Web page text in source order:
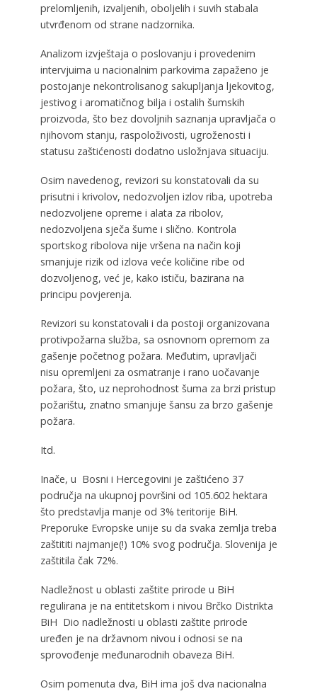
prelomljenih, izvaljenih, oboljelih i suvih stabala
utvrđenom od strane nadzornika.
Analizom izvještaja o poslovanju i provedenim
intervjuima u nacionalnim parkovima zapaženo je
postojanje nekontrolisanog sakupljanja ljekovitog,
jestivog i aromatičnog bilja i ostalih šumskih
proizvoda, što bez dovoljnih saznanja upravljača o
njihovom stanju, raspoloživosti, ugroženosti i
statusu zaštićenosti dodatno usložnjava situaciju.
Osim navedenog, revizori su konstatovali da su
prisutni i krivolov, nedozvoljen izlov riba, upotreba
nedozvoljene opreme i alata za ribolov,
nedozvoljena sječa šume i slično. Kontrola
sportskog ribolova nije vršena na način koji
smanjuje rizik od izlova veće količine ribe od
dozvoljenog, već je, kako ističu, bazirana na
principu povjerenja.
Revizori su konstatovali i da postoji organizovana
protivpožarna služba, sa osnovnom opremom za
gašenje početnog požara. Međutim, upravljači
nisu opremljeni za osmatranje i rano uočavanje
požara, što, uz neprohodnost šuma za brzi pristup
požarištu, znatno smanjuje šansu za brzo gašenje
požara.
Itd.
Inače, u Bosni i Hercegovini je zaštićeno 37
područja na ukupnoj površini od 105.602 hektara
što predstavlja manje od 3% teritorije BiH.
Preporuke Evropske unije su da svaka zemlja treba
zaštititi najmanje(!) 10% svog područja. Slovenija je
zaštitila čak 72%.
Nadležnost u oblasti zaštite prirode u BiH
regulirana je na entitetskom i nivou Brčko Distrikta
BiH Dio nadležnosti u oblasti zaštite prirode
uređen je na državnom nivou i odnosi se na
sprovođenje međunarodnih obaveza BiH.
Osim pomenuta dva, BiH ima još dva nacionalna